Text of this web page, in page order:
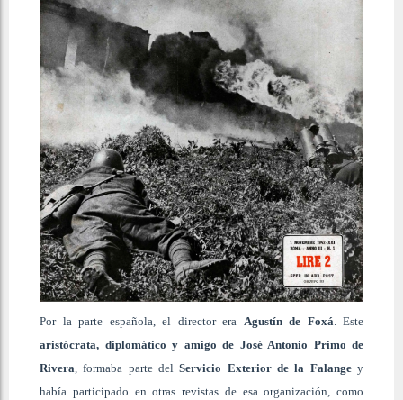
Por la parte española, el director era Agustín de Foxá. Este
aristócrata, diplomático y amigo de José Antonio Primo de
Rivera, formaba parte delServicio Exterior de la Falangey
había participado en otras revistas de esa organización, como